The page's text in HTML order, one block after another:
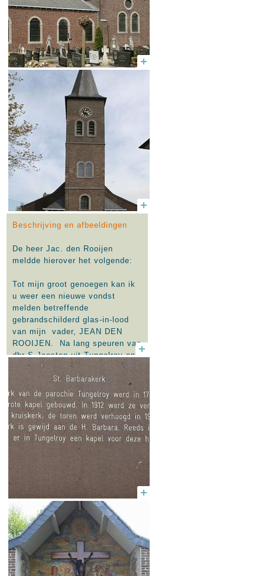
Beschrijving en afbeeldingen
De heer Jac. den Rooijen
meldde hierover het volgende:
Tot mijn groot genoegen kan ik
u weer een nieuwe vondst
melden betreffende
gebrandschilderd glas-in-lood
van mijn vader, JEAN DEN
ROOIJEN. Na lang speuren van
dhr S.Joosten uit Tungelroy en
van mijzelf en dankzij de
medewerking van dhr Schers
van gemeentearchief Weert is
een uitgave uit het kasboek van
de parochie boven water
gekomen dd. 12 januari 1913
betr. een "betaling aan
Gebr.den Rooijen, Roermond
staat voor 99 % vast, dat zowel
het gebrandschilderd glas-in-
lood als het overige figuratieve
raamwerk in de St. Barbarakerk
van Tungelroy gemaakt zijn
door JEAN DEN ROOIJEN. De
stijl van de gebrandschilderde